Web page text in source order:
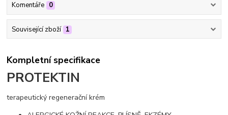
Komentáře 0
Související zboží 1
Kompletní specifikace
PROTEKTIN
terapeutický regenerační krém